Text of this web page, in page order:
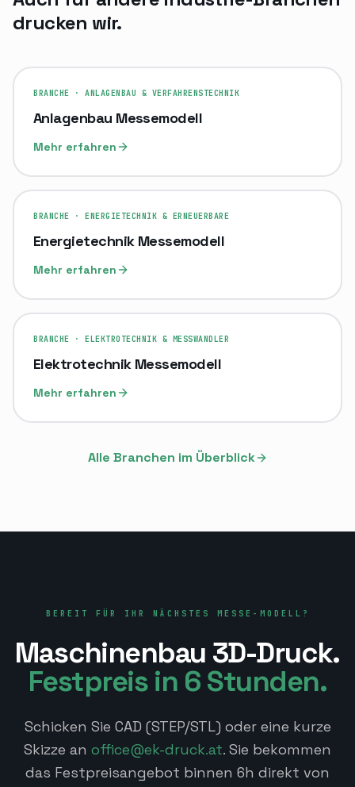
drucken wir.
BRANCHE · ANLAGENBAU & VERFAHRENSTECHNIK
Anlagenbau Messemodell
Mehr erfahren
BRANCHE · ENERGIETECHNIK & ERNEUERBARE
Energietechnik Messemodell
Mehr erfahren
BRANCHE · ELEKTROTECHNIK & MESSWANDLER
Elektrotechnik Messemodell
Mehr erfahren
Alle Branchen im Überblick
BEREIT FÜR IHR NÄCHSTES MESSE-MODELL?
Maschinenbau 3D-Druck.
Festpreis in 6 Stunden.
Schicken Sie CAD (STEP/STL) oder eine kurze
Skizze an office@ek-druck.at. Sie bekommen
das Festpreisangebot binnen 6h direkt von